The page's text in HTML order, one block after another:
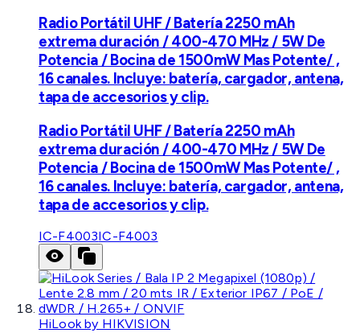
Radio Portátil UHF / Batería 2250 mAh
extrema duración / 400-470 MHz / 5W De
Potencia / Bocina de 1500mW Mas Potente/ ,
16 canales. Incluye: batería, cargador, antena,
tapa de accesorios y clip.
Radio Portátil UHF / Batería 2250 mAh
extrema duración / 400-470 MHz / 5W De
Potencia / Bocina de 1500mW Mas Potente/ ,
16 canales. Incluye: batería, cargador, antena,
tapa de accesorios y clip.
IC-F4003IC-F4003
HiLook by HIKVISION